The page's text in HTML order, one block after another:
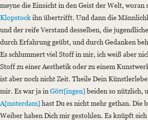
meyne die Einsicht in den Geist der Welt, woran
Klopstockihn übertrifft. Und dann die
und der reife Verstand desselben, die
durch Erfahrung geübt, und durch Gedanken
Es schlummert viel Stoff in mir, ich weiß aber
Stoff zu einer Aesthetik oder zu einem
ist aber noch nicht Zeit. Theile Dein
mir. Es war ja in Gött[ingen]beiden so nützlich,
A[msterdam]hast Du es nicht mehr gethan. Die
Weiber haben Dich mir gestohlen. Es knüpft sich